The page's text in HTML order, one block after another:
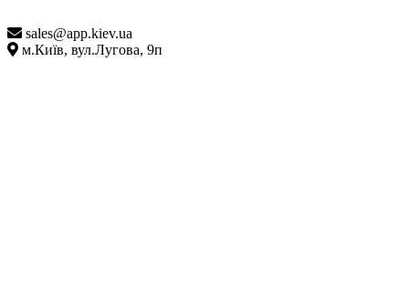
sales@app.kiev.ua
м.Київ, вул.Лугова, 9п